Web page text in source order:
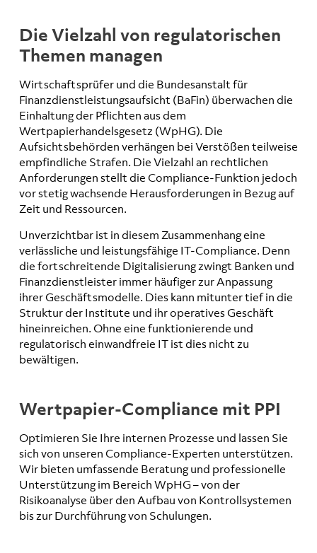
Die Vielzahl von regulatorischen
Themen managen
Wirtschaftsprüfer und die Bundesanstalt für
Finanzdienstleistungsaufsicht (BaFin) überwachen die
Einhaltung der Pflichten aus dem
Wertpapierhandelsgesetz (WpHG). Die
Aufsichtsbehörden verhängen bei Verstößen teilweise
empfindliche Strafen. Die Vielzahl an rechtlichen
Anforderungen stellt die Compliance-Funktion jedoch
vor stetig wachsende Herausforderungen in Bezug auf
Zeit und Ressourcen.
Unverzichtbar ist in diesem Zusammenhang eine
verlässliche und leistungsfähige IT-Compliance. Denn
die fortschreitende Digitalisierung zwingt Banken und
Finanzdienstleister immer häufiger zur Anpassung
ihrer Geschäftsmodelle. Dies kann mitunter tief in die
Struktur der Institute und ihr operatives Geschäft
hineinreichen. Ohne eine funktionierende und
regulatorisch einwandfreie IT ist dies nicht zu
bewältigen.
Wertpapier-Compliance mit PPI
Optimieren Sie Ihre internen Prozesse und lassen Sie
sich von unseren Compliance-Experten unterstützen.
Wir bieten umfassende Beratung und professionelle
Unterstützung im Bereich WpHG – von der
Risikoanalyse über den Aufbau von Kontrollsystemen
bis zur Durchführung von Schulungen.